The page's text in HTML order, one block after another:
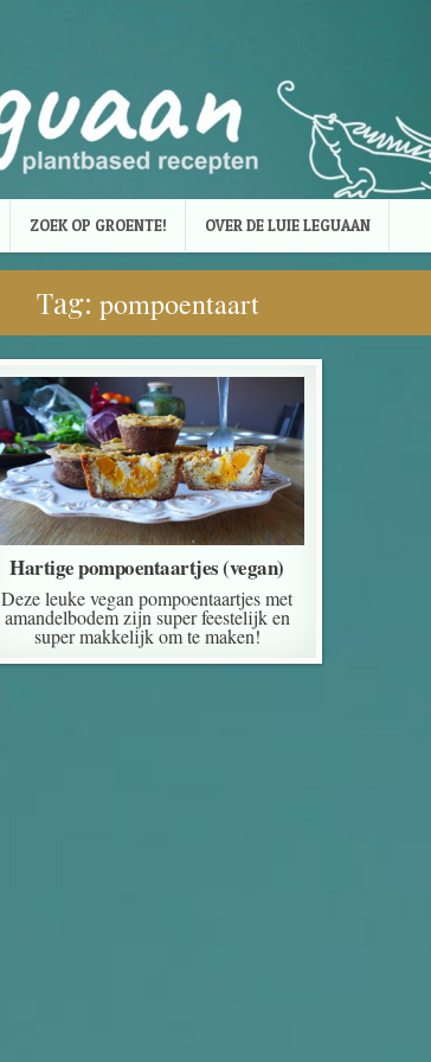
ZOEK OP GROENTE! OVER DE LUIE LEGUAAN
Tag:pompoentaart
Hartige pompoentaartjes (vegan)
Deze leuke vegan pompoentaartjes met
amandelbodem zijn super feestelijk en
super makkelijk om te maken!